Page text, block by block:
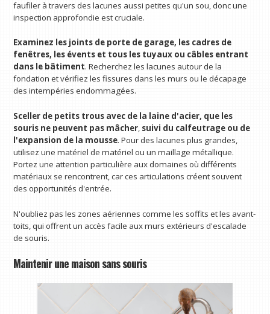
faufiler à travers des lacunes aussi petites qu'un sou, donc une
inspection approfondie est cruciale.
Examinez les joints de porte de garage, les cadres de
fenêtres, les évents et tous les tuyaux ou câbles entrant
dans le bâtiment. Recherchez les lacunes autour de la
fondation et vérifiez les fissures dans les murs ou le décapage
des intempéries endommagées.
Sceller de petits trous avec de la laine d'acier, que les
souris ne peuvent pas mâcher, suivi du calfeutrage ou de
l'expansion de la mousse. Pour des lacunes plus grandes,
utilisez une matériel de matériel ou un maillage métallique.
Portez une attention particulière aux domaines où différents
matériaux se rencontrent, car ces articulations créent souvent
des opportunités d'entrée.
N'oubliez pas les zones aériennes comme les soffits et les avant-
toits, qui offrent un accès facile aux murs extérieurs d'escalade
de souris.
Maintenir une maison sans souris